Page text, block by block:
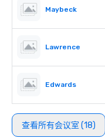
Maybeck
Lawrence
Edwards
查看所有会议室 (18)